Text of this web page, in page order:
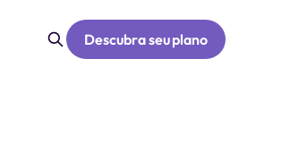
Descubra seu plano